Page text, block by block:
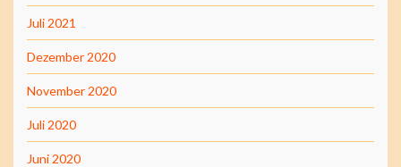
Juli 2021
Dezember 2020
November 2020
Juli 2020
Juni 2020